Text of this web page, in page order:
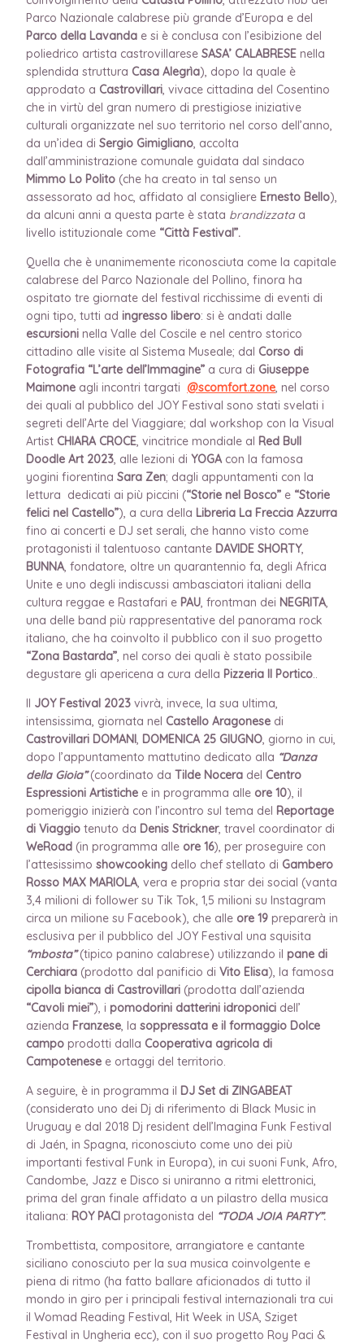
Parco Nazionale calabrese più grande d’Europa e del
Parco della Lavanda e si è conclusa con l’esibizione del
poliedrico artista castrovillarese SASA’ CALABRESE nella
splendida struttura Casa Alegrìa), dopo la quale è
approdato a Castrovillari, vivace cittadina del Cosentino
che in virtù del gran numero di prestigiose iniziative
culturali organizzate nel suo territorio nel corso dell’anno,
da un’idea di Sergio Gimigliano, accolta
dall’amministrazione comunale guidata dal sindaco
Mimmo Lo Polito (che ha creato in tal senso un
assessorato ad hoc, affidato al consigliere Ernesto Bello),
da alcuni anni a questa parte è stata brandizzataa
livello istituzionale come “Città Festival”.
Quella che è unanimemente riconosciuta come la capitale
calabrese del Parco Nazionale del Pollino, finora ha
ospitato tre giornate del festival ricchissime di eventi di
ogni tipo, tutti ad ingresso libero: si è andati dalle
escursioni nella Valle del Coscile e nel centro storico
cittadino alle visite al Sistema Museale; dal Corso di
Fotografia “L’arte dell’Immagine” a cura di Giuseppe
Maimone agli incontri targati @scomfort.zone, nel corso
dei quali al pubblico del JOY Festival sono stati svelati i
segreti dell’Arte del Viaggiare; dal workshop con la Visual
Artist CHIARA CROCE, vincitrice mondiale al Red Bull
Doodle Art 2023, alle lezioni di YOGA con la famosa
yogini fiorentina Sara Zen; dagli appuntamenti con la
lettura dedicati ai più piccini (“Storie nel Bosco” e “Storie
felici nel Castello”), a cura della Libreria La Freccia Azzurra
fino ai concerti e DJ set serali, che hanno visto come
protagonisti il talentuoso cantante DAVIDE SHORTY,
BUNNA, fondatore, oltre un quarantennio fa, degli Africa
Unite e uno degli indiscussi ambasciatori italiani della
cultura reggae e Rastafari e PAU, frontman dei NEGRITA,
una delle band più rappresentative del panorama rock
italiano, che ha coinvolto il pubblico con il suo progetto
“Zona Bastarda”, nel corso dei quali è stato possibile
degustare gli apericena a cura della Pizzeria Il Portico..
Il JOY Festival 2023 vivrà, invece, la sua ultima,
intensissima, giornata nel Castello Aragonese di
Castrovillari DOMANI, DOMENICA 25 GIUGNO, giorno in cui,
dopo l’appuntamento mattutino dedicato alla “Danza
della Gioia”(coordinato da Tilde Nocera del Centro
Espressioni Artistiche e in programma alle ore 10), il
pomeriggio inizierà con l’incontro sul tema del Reportage
di Viaggio tenuto da Denis Strickner, travel coordinator di
WeRoad (in programma alle ore 16), per proseguire con
l’attesissimo showcooking dello chef stellato di Gambero
Rosso MAX MARIOLA, vera e propria star dei social (vanta
3,4 milioni di follower su Tik Tok, 1,5 milioni su Instagram
circa un milione su Facebook), che alle ore 19 preparerà in
esclusiva per il pubblico del JOY Festival una squisita
“mbosta”(tipico panino calabrese) utilizzando il pane di
Cerchiara (prodotto dal panificio di Vito Elisa), la famosa
cipolla bianca di Castrovillari (prodotta dall’azienda
“Cavoli miei”), i pomodorini datterini idroponici dell’
azienda Franzese, la soppressata e il formaggio Dolce
campo prodotti dalla Cooperativa agricola di
Campotenese e ortaggi del territorio.
A seguire, è in programma il DJ Set di ZINGABEAT
(considerato uno dei Dj di riferimento di Black Music in
Uruguay e dal 2018 Dj resident dell’Imagina Funk Festival
di Jaén, in Spagna, riconosciuto come uno dei più
importanti festival Funk in Europa), in cui suoni Funk, Afro,
Candombe, Jazz e Disco si uniranno a ritmi elettronici,
prima del gran finale affidato a un pilastro della musica
italiana: ROY PACI protagonista del “TODA JOIA PARTY”.
Trombettista, compositore, arrangiatore e cantante
siciliano conosciuto per la sua musica coinvolgente e
piena di ritmo (ha fatto ballare aficionados di tutto il
mondo in giro per i principali festival internazionali tra cui
il Womad Reading Festival, Hit Week in USA, Sziget
Festival in Ungheria ecc), con il suo progetto Roy Paci &